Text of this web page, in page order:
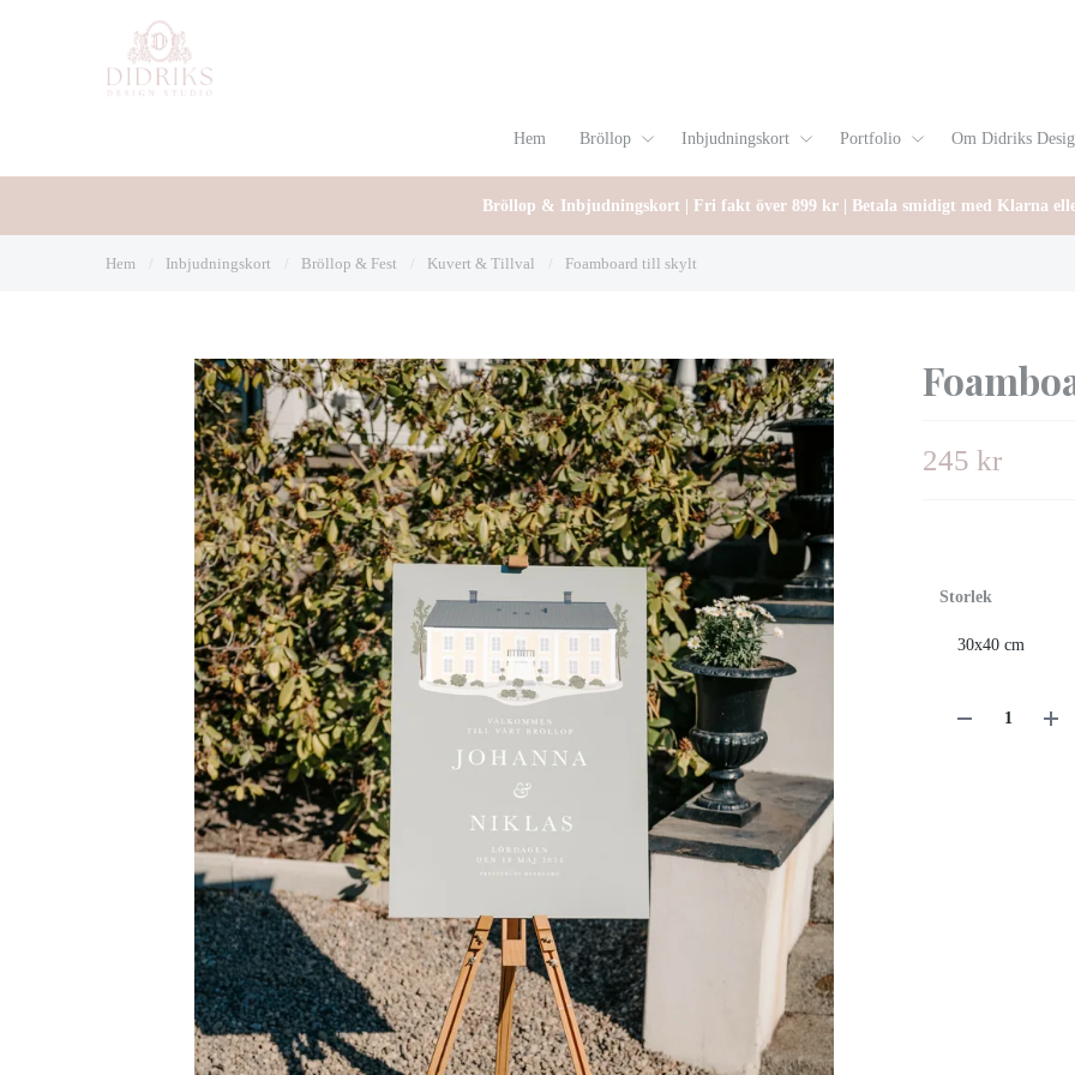
Hem Bröllop Inbjudningskort Portfolio Om Didriks
Bröllop & Inbjudningskort | Fri fakt över 899 kr | Betala smidigt med Klarna
Hem Inbjudningskort Bröllop & Fest Kuvert & Tillval Foamboard till skylt
245 kr
Storlek